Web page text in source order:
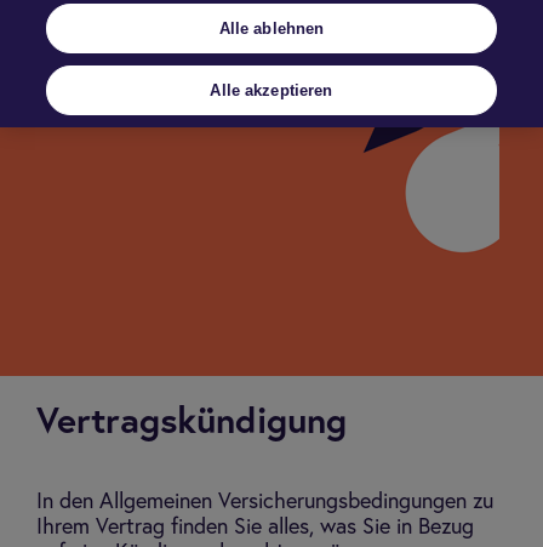
Vertragskündigung
In den Allgemeinen Versicherungsbedingungen zu
Ihrem Vertrag finden Sie alles, was Sie in Bezug
Alle ablehnen
Alle akzeptieren